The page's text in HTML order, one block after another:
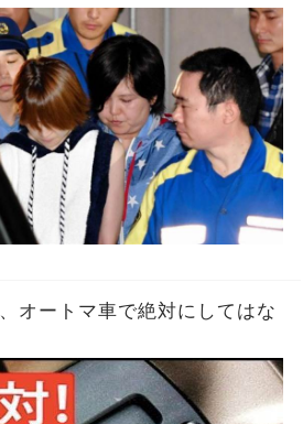
オートマ車で絶対にしてはな